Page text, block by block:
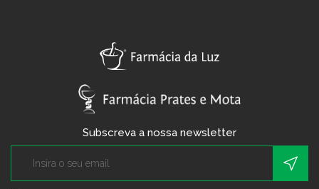
Subscreva a nossa newsletter